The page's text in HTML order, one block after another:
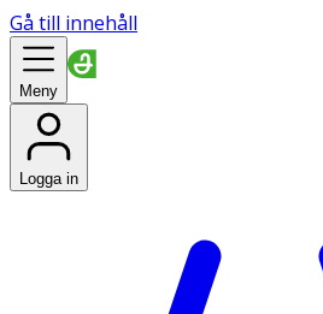
Gå till innehåll
Meny
Logga in